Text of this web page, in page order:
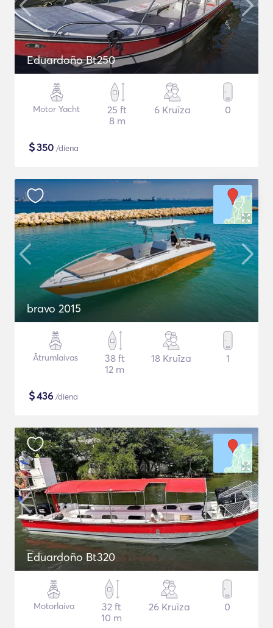
Eduardoño Bt250
Motor Yacht
25 ft
8 m
6 Kruīza 0
$350 /diena
bravo 2015
Ātrumlaivas
38 ft
12 m
18 Kruīza 1
$436 /diena
Eduardoño Bt320
Motorlaiva
32 ft
10 m
26 Kruīza 0